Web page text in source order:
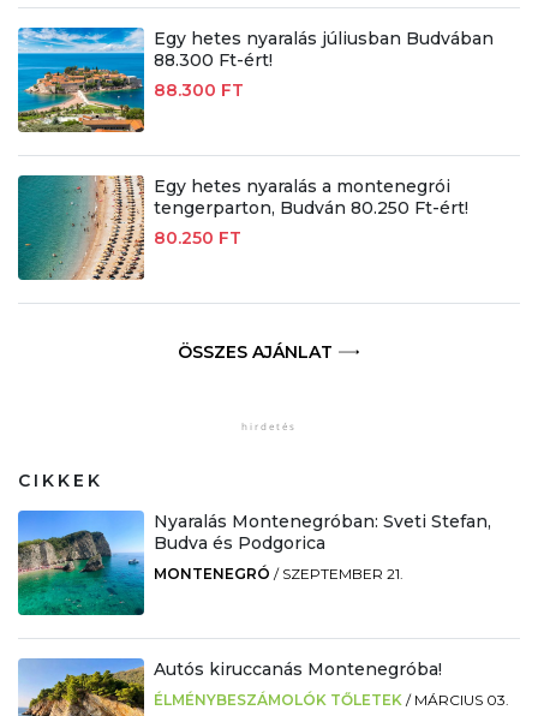
Egy hetes nyaralás júliusban Budvában
88.300 Ft-ért!
88.300 FT
Egy hetes nyaralás a montenegrói
tengerparton, Budván 80.250 Ft-ért!
80.250 FT
ÖSSZES AJÁNLAT
CIKKEK
Nyaralás Montenegróban: Sveti Stefan,
Budva és Podgorica
MONTENEGRÓ / SZEPTEMBER 21.
Autós kiruccanás Montenegróba!
ÉLMÉNYBESZÁMOLÓK TŐLETEK / MÁRCIUS 03.